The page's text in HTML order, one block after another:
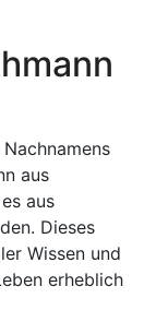
aus
aus
Dieses
Wissen und
erheblich